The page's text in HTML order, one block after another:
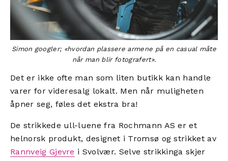
Simon googler; «hvordan plassere armene på en casual måte
når man blir fotografert».
Det er ikke ofte man som liten butikk kan handle
varer for videresalg lokalt. Men når muligheten
åpner seg, føles det ekstra bra!
De strikkede ull-luene fra Rochmann AS er et
helnorsk produkt, designet i Tromsø og strikket av
Rannveig Gjevre i Svolvær. Selve strikkinga skjer